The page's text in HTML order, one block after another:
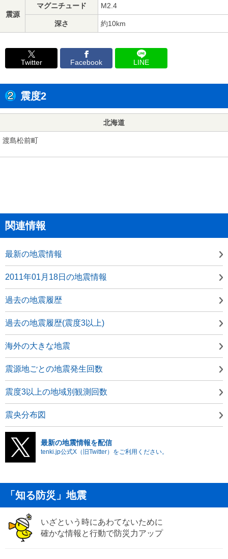
震源
マグニチュード M2.4
深さ 約10km
Twitter Facebook LINE
震度2
北海道
渡島松前町
関連情報
最新の地震情報
2011年01月18日の地震情報
過去の地震履歴
過去の地震履歴(震度3以上)
海外の大きな地震
震源地ごとの地震発生回数
震度3以上の地域別観測回数
震央分布図
最新の地震情報を配信
tenki.jp公式X（旧Twitter）をご利用ください。
「知る防災」地震
いざという時にあわてないために
確かな情報と行動で防災力アップ